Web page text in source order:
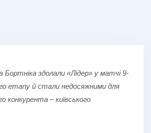
Бортніка здолали «Лідер» у матчі 9-
етапу й стали недосяжними для
конкурента – київського